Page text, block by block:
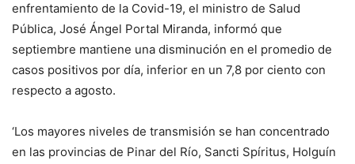
enfrentamiento de la Covid-19, el ministro de Salud
Pública, José Ángel Portal Miranda, informó que
septiembre mantiene una disminución en el promedio de
casos positivos por día, inferior en un 7,8 por ciento con
respecto a agosto.
‘Los mayores niveles de transmisión se han concentrado
en las provincias de Pinar del Río, Sancti Spíritus, Holguín